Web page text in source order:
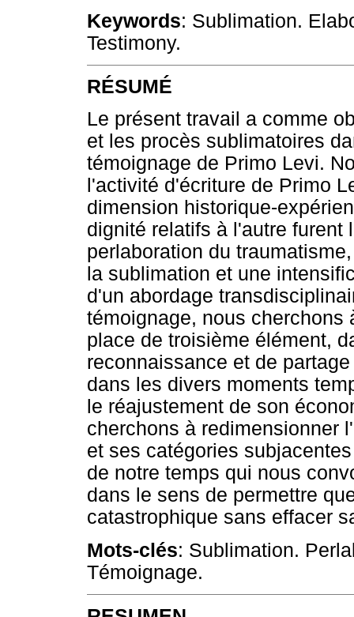
Keywords: Sublimation.
Testimony.
RÉSUMÉ
Le présent travail a comme
et les procès sublimatoires
témoignage de Primo Levi.
l'activité d'écriture de Primo
dimension historique-
dignité relatifs à l'autre furent
perlaboration du
la sublimation et une
d'un abordage
témoignage, nous cherchons
place de troisième élément,
reconnaissance et de
dans les divers moments
le réajustement de son
cherchons à redimensionner
et ses catégories
de notre temps qui nous
dans le sens de permettre
catastrophique sans effacer
Mots-clés: Sublimation.
Témoignage.